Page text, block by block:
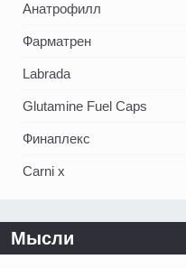
Анатрофилл
Фарматрен
Labrada
Glutamine Fuel Caps
Финаплекс
Carni x
Мысли